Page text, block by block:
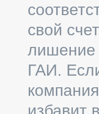
свой
лишение
ГАИ.